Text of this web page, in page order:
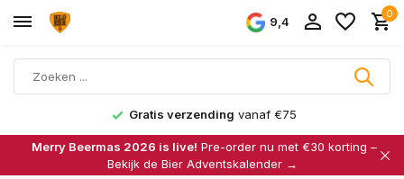
9,4
0
Gratis verzending vanaf €75
Merry Beermas 2026 is live! Pre-order nu met €30 korting –
Bekijk de Bier Adventskalender →